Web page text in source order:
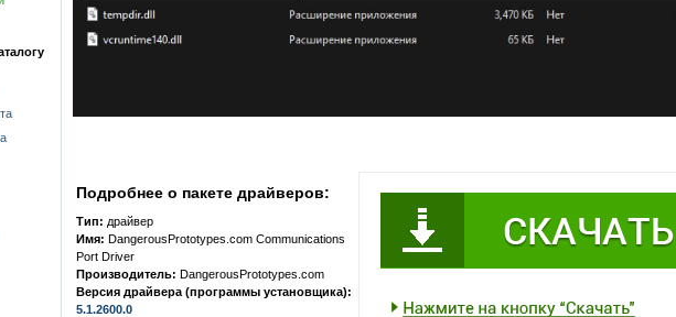
Подробнее о пакете драйверов:
Тип: драйвер
Имя: DangerousPrototypes.com Communications
Port Driver
Производитель: DangerousPrototypes.com
Версия драйвера (программы установщика):
5.1.2600.0